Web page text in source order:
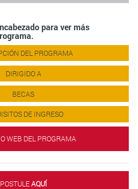
para ver más
DEL PROGRAMA
DIRIGIDO A
BECAS
DE INGRESO
WEB DEL PROGRAMA
POSTULEAQUÍ́